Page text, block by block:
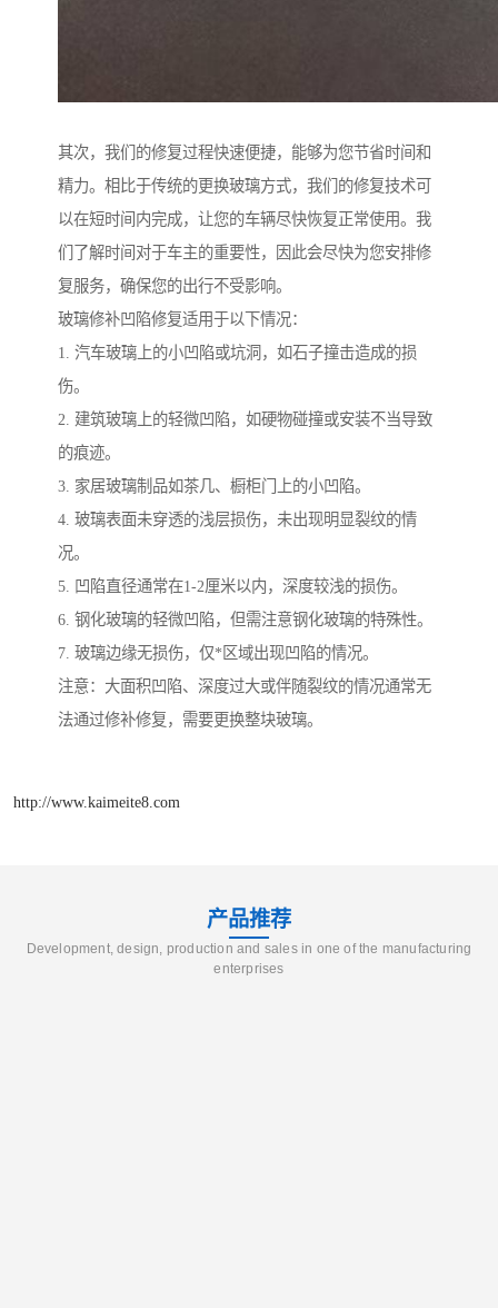
其次，我们的修复过程快速便捷，能够为您节省时间和
精力。相比于传统的更换玻璃方式，我们的修复技术可
以在短时间内完成，让您的车辆尽快恢复正常使用。我
们了解时间对于车主的重要性，因此会尽快为您安排修
复服务，确保您的出行不受影响。
玻璃修补凹陷修复适用于以下情况：
1. 汽车玻璃上的小凹陷或坑洞，如石子撞击造成的损
伤。
2. 建筑玻璃上的轻微凹陷，如硬物碰撞或安装不当导致
的痕迹。
3. 家居玻璃制品如茶几、橱柜门上的小凹陷。
4. 玻璃表面未穿透的浅层损伤，未出现明显裂纹的情
况。
5. 凹陷直径通常在1-2厘米以内，深度较浅的损伤。
6. 钢化玻璃的轻微凹陷，但需注意钢化玻璃的特殊性。
7. 玻璃边缘无损伤，仅*区域出现凹陷的情况。
注意：大面积凹陷、深度过大或伴随裂纹的情况通常无
法通过修补修复，需要更换整块玻璃。
http://www.kaimeite8.com
产品推荐
Development, design, production and sales in one of the manufacturing
enterprises